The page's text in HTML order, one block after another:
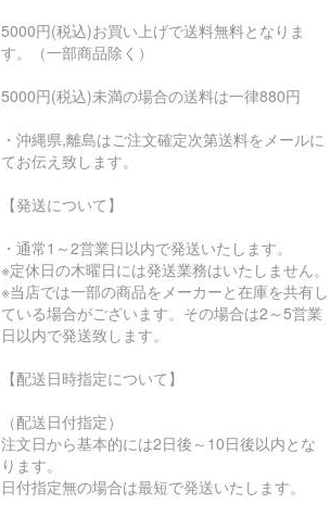
5000円(税込)お買い上げで送料無料となりま
す。（一部商品除く）
5000円(税込)未満の場合の送料は一律880円
・沖縄県,離島はご注文確定次第送料をメールに
てお伝え致します。
【発送について】
・通常1～2営業日以内で発送いたします。
※定休日の木曜日には発送業務はいたしません。
※当店では一部の商品をメーカーと在庫を共有し
ている場合がございます。その場合は2～5営業
日以内で発送致します。
【配送日時指定について】
（配送日付指定）
注文日から基本的には2日後～10日後以内とな
ります。
日付指定無の場合は最短で発送いたします。